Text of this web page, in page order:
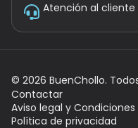
Atención al
© 2026 BuenChollo.
Contactar
Aviso legal y Condiciones
Política de privacidad